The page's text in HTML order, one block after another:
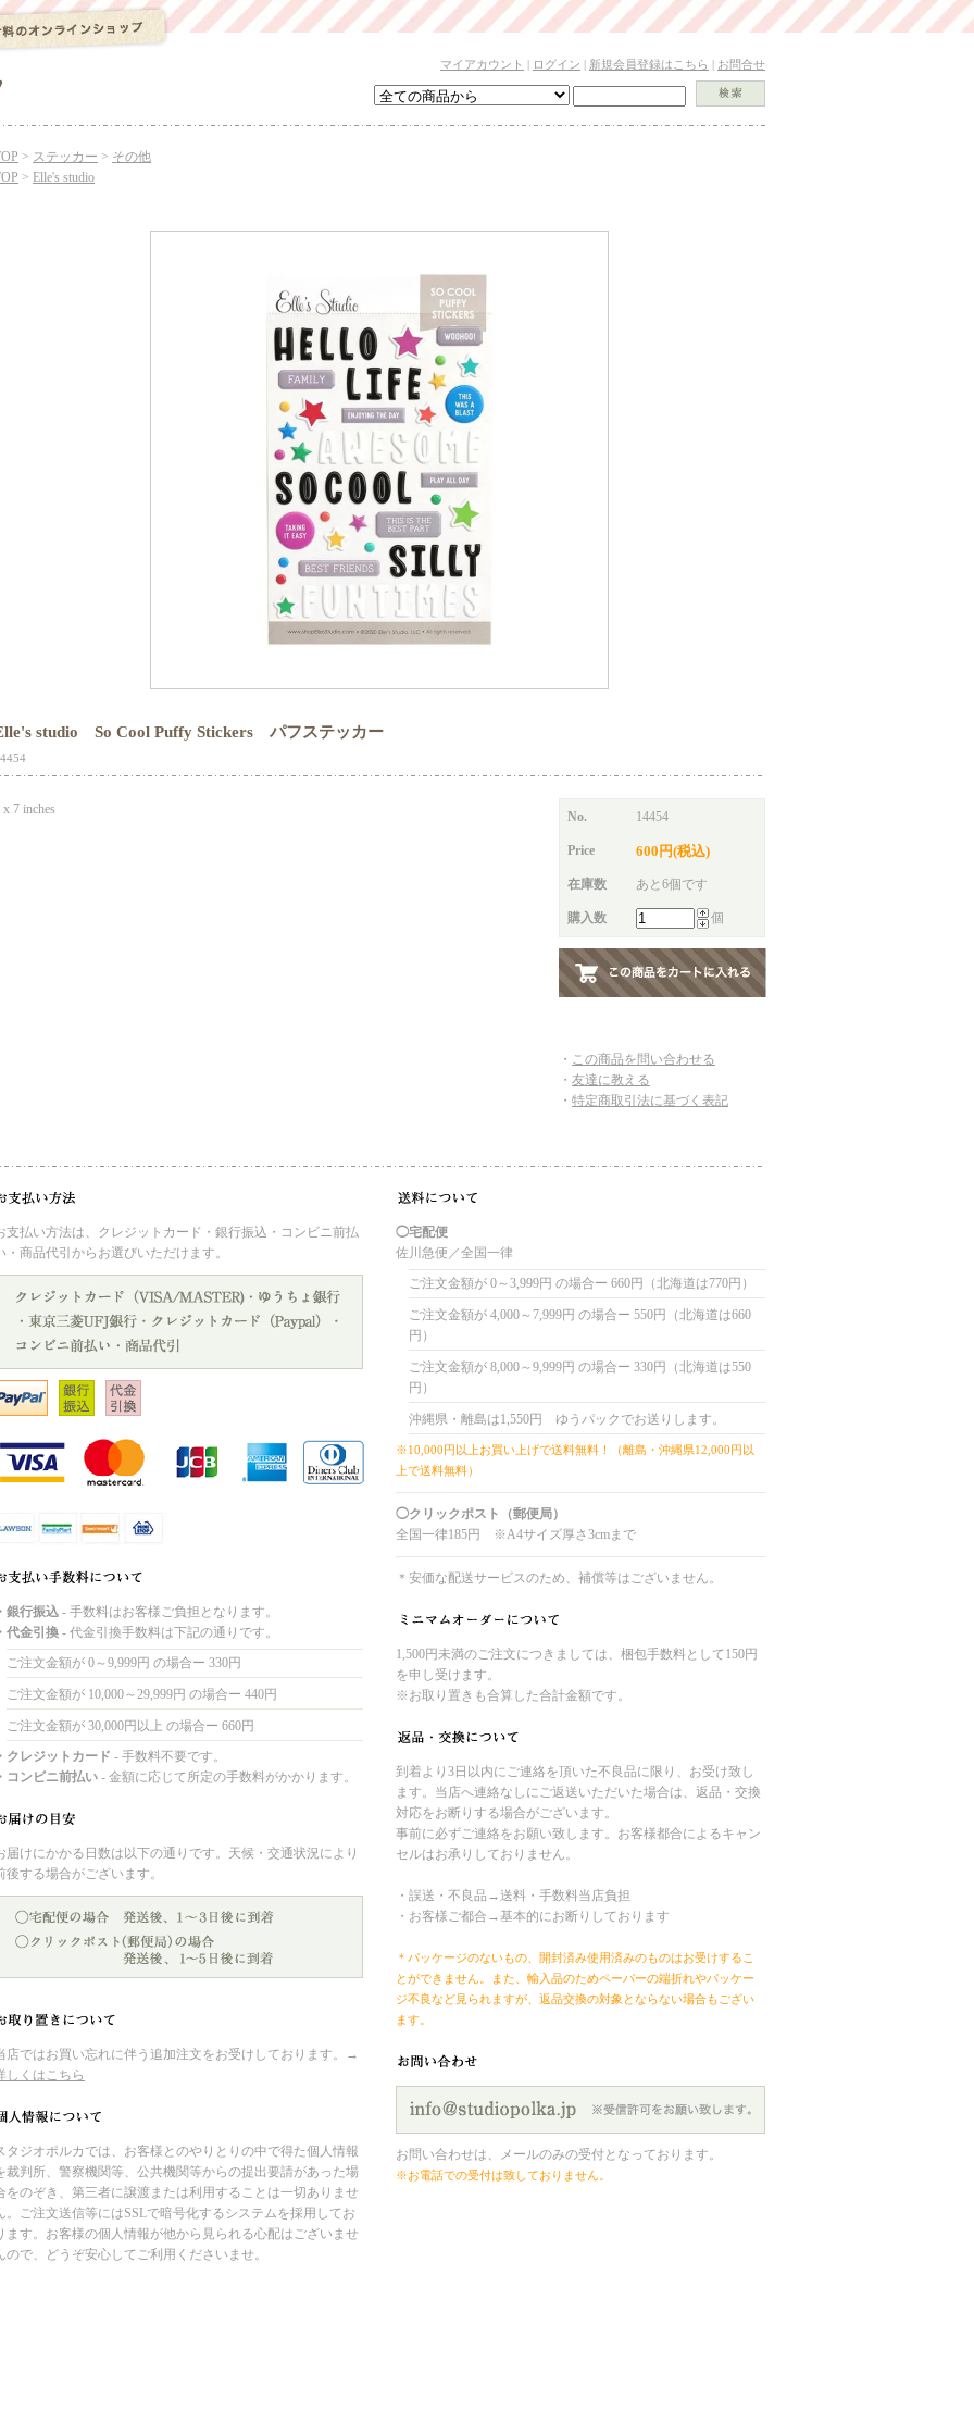
マイアカウント | ログイン | 新規会員登録はこちら | お問合せ
> ステッカー > その他
> Elle's studio
studio So Cool Puffy Stickers パフステッカー
x 7 inches No. 14454
Price 600円(税込)
在庫数 あと6個です
購入数 個
・ この商品を問い合わせる
・ 友達に教える
・ 特定商取引法に基づく表記
支払い方法は、クレジットカード・銀行振込・コンビニ前払
・商品代引からお選びいただけます。
銀行振込 - 手数料はお客様ご負担となります。
代金引換 - 代金引換手数料は下記の通りです。
ご注文金額が 0～9,999円 の場合ー 330円
ご注文金額が 10,000～29,999円 の場合ー 440円
ご注文金額が 30,000円以上 の場合ー 660円
クレジットカード - 手数料不要です。
コンビニ前払い - 金額に応じて所定の手数料がかかります。
届けにかかる日数は以下の通りです。天候・交通状況により
後する場合がございます。
店ではお買い忘れに伴う追加注文をお受けしております。→
しくはこちら
タジオポルカでは、お客様とのやりとりの中で得た個人情報
裁判所、警察機関等、公共機関等からの提出要請があった場
をのぞき、第三者に譲渡または利用することは一切ありませ
。ご注文送信等にはSSLで暗号化するシステムを採用してお
ます。お客様の個人情報が他から見られる心配はございませ
ので、どうぞ安心してご利用くださいませ。
◯宅配便
佐川急便／全国一律
ご注文金額が 0～3,999円 の場合ー 660円（北海道は770円）
ご注文金額が 4,000～7,999円 の場合ー 550円（北海道は660
円）
ご注文金額が 8,000～9,999円 の場合ー 330円（北海道は550
円）
沖縄県・離島は1,550円 ゆうパックでお送りします。
※10,000円以上お買い上げで送料無料！（離島・沖縄県12,000円以
上で送料無料）
◯クリックポスト（郵便局）
全国一律185円 ※A4サイズ厚さ3cmまで
＊安価な配送サービスのため、補償等はございません。
1,500円未満のご注文につきましては、梱包手数料として150円
を申し受けます。
※お取り置きも合算した合計金額です。
到着より3日以内にご連絡を頂いた不良品に限り、お受け致し
ます。当店へ連絡なしにご返送いただいた場合は、返品・交換
対応をお断りする場合がございます。
事前に必ずご連絡をお願い致します。お客様都合によるキャン
セルはお承りしておりません。
・誤送・不良品→送料・手数料当店負担
・お客様ご都合→基本的にお断りしております
＊パッケージのないもの、開封済み使用済みのものはお受けするこ
とができません。また、輸入品のためペーパーの端折れやパッケー
ジ不良など見られますが、返品交換の対象とならない場合もござい
ます。
お問い合わせは、メールのみの受付となっております。
※お電話での受付は致しておりません。